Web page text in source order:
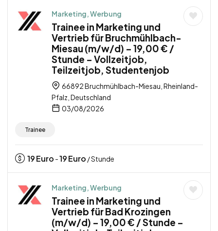
Marketing, Werbung
Trainee in Marketing und
Vertrieb für Bruchmühlbach-
Miesau (m/w/d) – 19,00 € /
Stunde – Vollzeitjob,
Teilzeitjob, Studentenjob
66892 Bruchmühlbach-Miesau, Rheinland-
Pfalz, Deutschland
03/08/2026
Trainee
19Euro -19Euro / Stunde
Marketing, Werbung
Trainee in Marketing und
Vertrieb für Bad Krozingen
(m/w/d) – 19,00 € / Stunde –